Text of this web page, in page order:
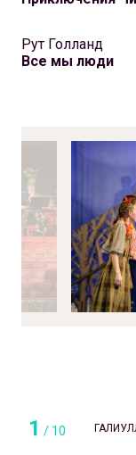
Рут Голланд
Все мы люди
1 / 10